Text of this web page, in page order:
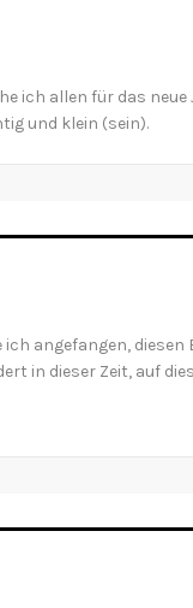
ich allen für das
und klein (sein).
angefangen,
in dieser Zeit, auf